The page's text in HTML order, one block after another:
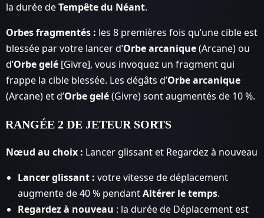
la durée deTempête du Néant.
Orbes fragmentés : les 8 premières fois qu’une cible est
blessée par votre lancer d’Orbe arcanique(Arcane) ou
d’Orbe gelé [Givre], vous invoquez un fragment qui
frappe la cible blessée. Les dégâts d’Orbe arcanique
(Arcane) et d’Orbe gelé(Givre) sont augmentés de 10 %.
RANGÉE 2 DE JETEUR SORTS
Nœud au choix : Lancer glissant et Regardez à nouveau
Lancer glissant : votre vitesse de déplacement
augmente de 40 % pendantAltérer le temps.
Regardez à nouveau : la durée de Déplacement est